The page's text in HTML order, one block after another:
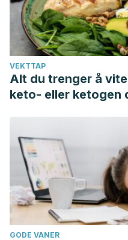
VEKTTAP
Alt du trenger å
keto- eller ketogen
GODE VANER